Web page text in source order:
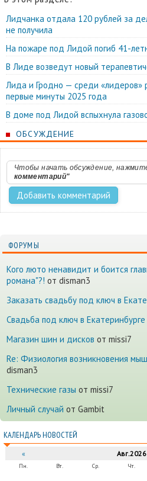
Лидчанка отдала 120 рублей за
не получила
На пожаре под Лидой погиб 41-
В Лиде возведут новый
Лида и Гродно — среди «лидеров»
первые минуты 2025 года
В доме под Лидой вспыхнула
ОБСУЖДЕНИЕ
Чтобы начать обсуждение,
комментарий"
ФОРУМЫ
Кого люто ненавидит и боится
романа"?! от disman3
Заказать свадьбу под ключ в
Cвадьба под ключ в Екатеринбурге
Магазин шин и дисков от missi7
Re: Физиология возникновения
disman3
Технические газы от missi7
Личный случай от Gambit
КАЛЕНДАРЬ НОВОСТЕЙ
« Авг.2026
Пн. Вт. Ср. Чт.